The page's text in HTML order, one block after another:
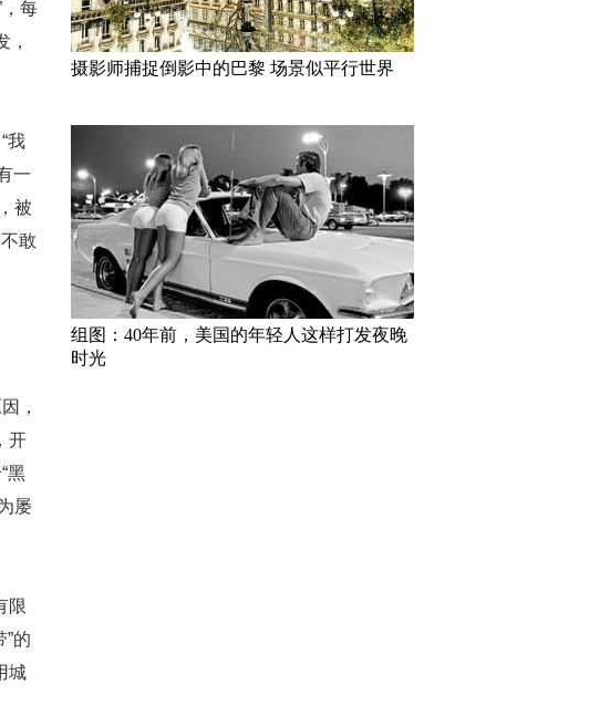
每
，
我
一
被
敢
，
开
黑
屡
限
的
城
摄影师捕捉倒影中的巴黎 场景似平行世界
组图：40年前，美国的年轻人这样打发夜晚
时光